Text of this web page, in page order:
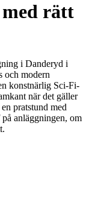
rätt
i Danderyd i
och modern
konstnärlig Sci-Fi-
när det gäller
pratstund med
anläggningen, om